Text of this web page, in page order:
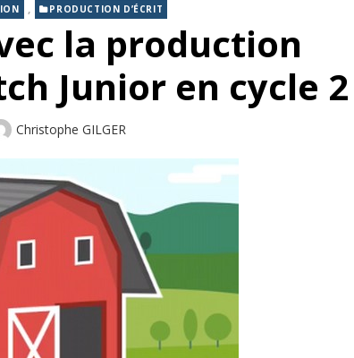
, PRODUCTION D’ÉCRIT
la production
Junior en cycle 2
Author
Christophe GILGER